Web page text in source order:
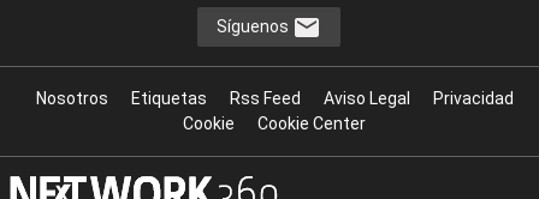
Síguenos
Nosotros Etiquetas Rss Feed Aviso Legal
Privacidad
Cookie
Cookie Center